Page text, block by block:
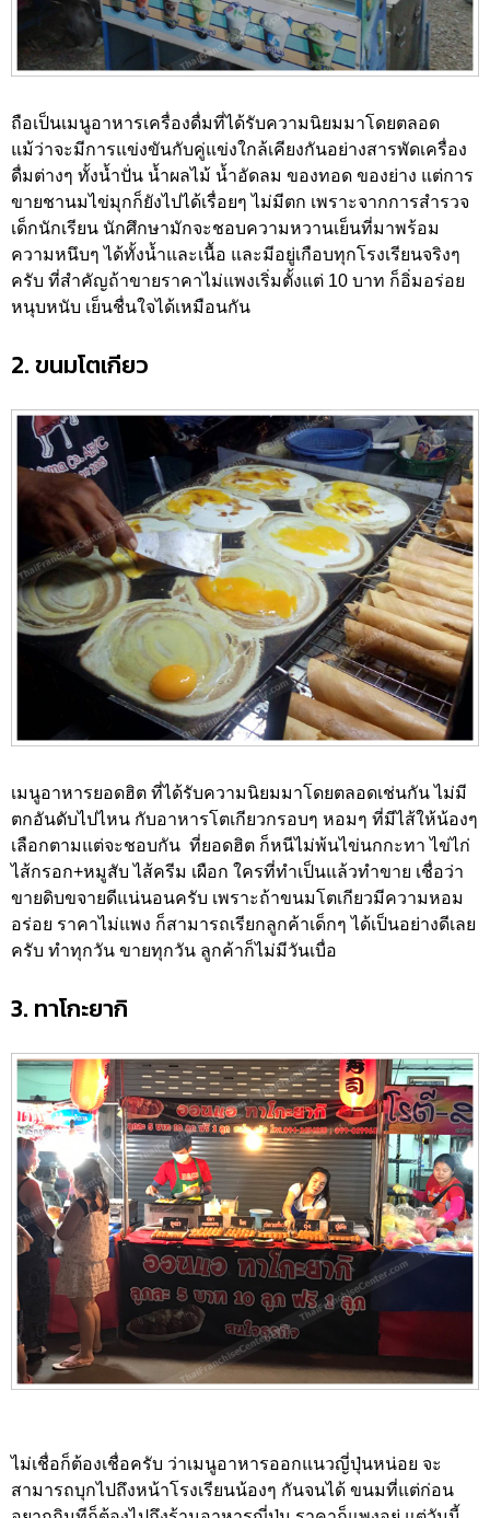
ถือเป็นเมนูอาหารเครื่องดื่มที่ได้รับความนิยมมาโดยตลอด
แม้ว่าจะมีการแข่งขันกับคู่แข่งใกล้เคียงกันอย่างสารพัดเครื่อง
ดื่มต่างๆ ทั้งน้ำปั่น น้ำผลไม้ น้ำอัดลม ของทอด ของย่าง แต่การ
ขายชานมไข่มุกก็ยังไปได้เรื่อยๆ ไม่มีตก เพราะจากการสำรวจ
เด็กนักเรียน นักศึกษามักจะชอบความหวานเย็นที่มาพร้อม
ความหนึบๆ ได้ทั้งน้ำและเนื้อ และมีอยู่เกือบทุกโรงเรียนจริงๆ
ครับ ที่สำคัญถ้าขายราคาไม่แพงเริ่มตั้งแต่ 10 บาท ก็อิ่มอร่อย
หนุบหนับ เย็นชื่นใจได้เหมือนกัน
2. ขนมโตเกียว
เมนูอาหารยอดฮิต ที่ได้รับความนิยมมาโดยตลอดเช่นกัน ไม่มี
ตกอันดับไปไหน กับอาหารโตเกียวกรอบๆ หอมๆ ที่มีไส้ให้น้องๆ
เลือกตามแต่จะชอบกัน ที่ยอดฮิต ก็หนีไม่พ้นไข่นกกะทา ไข่ไก่
ไส้กรอก+หมูสับ ไส้ครีม เผือก ใครที่ทำเป็นแล้วทำขาย เชื่อว่า
ขายดิบขจายดีแน่นอนครับ เพราะถ้าขนมโตเกียวมีความหอม
อร่อย ราคาไม่แพง ก็สามารถเรียกลูกค้าเด็กๆ ได้เป็นอย่างดีเลย
ครับ ทำทุกวัน ขายทุกวัน ลูกค้าก็ไม่มีวันเบื่อ
3. ทาโกะยากิ
ไม่เชื่อก็ต้องเชื่อครับ ว่าเมนูอาหารออกแนวญี่ปุ่นหน่อย จะ
สามารถบุกไปถึงหน้าโรงเรียนน้องๆ กันจนได้ ขนมที่แต่ก่อน